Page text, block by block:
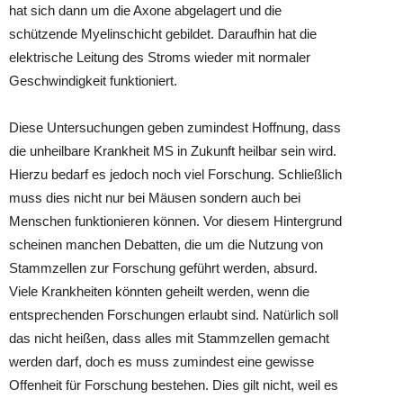
hat sich dann um die Axone abgelagert und die
schützende Myelinschicht gebildet. Daraufhin hat die
elektrische Leitung des Stroms wieder mit normaler
Geschwindigkeit funktioniert.
Diese Untersuchungen geben zumindest Hoffnung, dass
die unheilbare Krankheit MS in Zukunft heilbar sein wird.
Hierzu bedarf es jedoch noch viel Forschung. Schließlich
muss dies nicht nur bei Mäusen sondern auch bei
Menschen funktionieren können. Vor diesem Hintergrund
scheinen manchen Debatten, die um die Nutzung von
Stammzellen zur Forschung geführt werden, absurd.
Viele Krankheiten könnten geheilt werden, wenn die
entsprechenden Forschungen erlaubt sind. Natürlich soll
das nicht heißen, dass alles mit Stammzellen gemacht
werden darf, doch es muss zumindest eine gewisse
Offenheit für Forschung bestehen. Dies gilt nicht, weil es